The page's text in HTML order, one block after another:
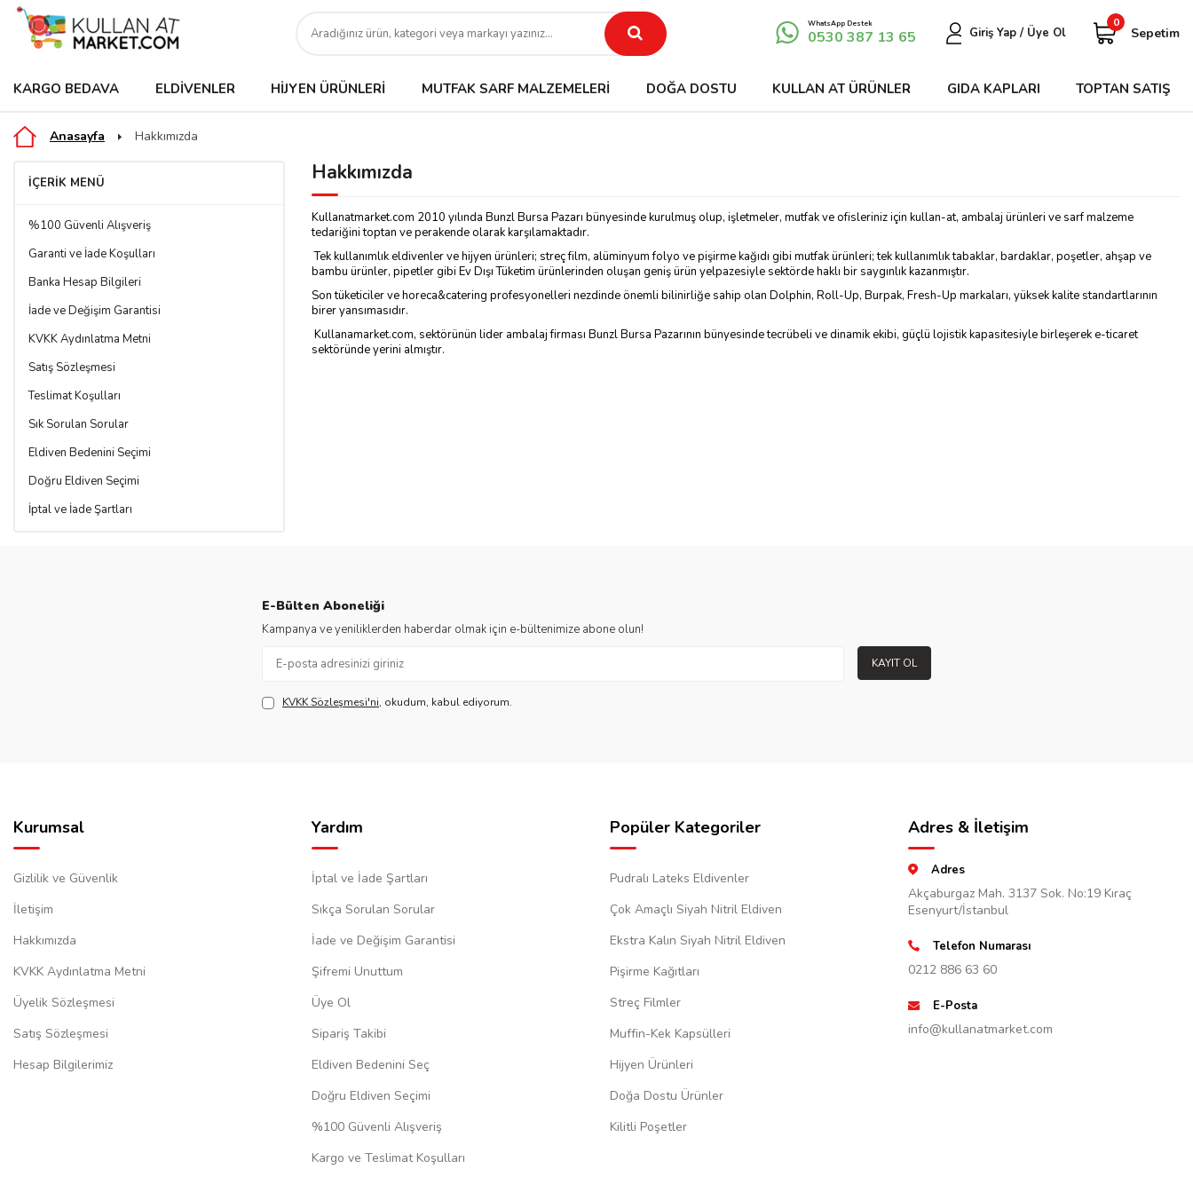
WhatsApp Destek
0530 387 13 65 Giriş Yap / Üye Ol
0
Sepetim
KARGO BEDAVA ELDIVENLER HIJYEN ÜRÜNLERI MUTFAK SARF MALZEMELERI DOĞA DOSTU KULLAN AT ÜRÜNLER GIDA KAPLARI TOPTAN SATIŞ
Anasayfa Hakkımızda
İÇERIK MENÜ
%100 Güvenli Alışveriş
Garanti ve İade Koşulları
Banka Hesap Bilgileri
İade ve Değişim Garantisi
KVKK Aydınlatma Metni
Satış Sözleşmesi
Teslimat Koşulları
Sık Sorulan Sorular
Eldiven Bedenini Seçimi
Doğru Eldiven Seçimi
İptal ve İade Şartları
Hakkımızda
Kullanatmarket.com 2010 yılında Bunzl Bursa Pazarı bünyesinde kurulmuş olup, işletmeler, mutfak ve ofisleriniz için kullan-at, ambalaj ürünleri ve sarf malzeme
tedariğini toptan ve perakende olarak karşılamaktadır.
Tek kullanımlık eldivenler ve hijyen ürünleri; streç film, alüminyum folyo ve pişirme kağıdı gibi mutfak ürünleri; tek kullanımlık tabaklar, bardaklar, poşetler, ahşap ve
bambu ürünler, pipetler gibi Ev Dışı Tüketim ürünlerinden oluşan geniş ürün yelpazesiyle sektörde haklı bir saygınlık kazanmıştır.
Son tüketiciler ve horeca&catering profesyonelleri nezdinde önemli bilinirliğe sahip olan Dolphin, Roll-Up, Burpak, Fresh-Up markaları, yüksek kalite standartlarının
birer yansımasıdır.
Kullanamarket.com, sektörünün lider ambalaj firması Bunzl Bursa Pazarının bünyesinde tecrübeli ve dinamik ekibi, güçlü lojistik kapasitesiyle birleşerek e-ticaret
sektöründe yerini almıştır.
E-Bülten Aboneliği
Kampanya ve yeniliklerden haberdar olmak için e-bültenimize abone olun!
KAYIT OL
KVKK Sözleşmesi'ni, okudum, kabul ediyorum.
Kurumsal
Gizlilik ve Güvenlik
İletişim
Hakkımızda
KVKK Aydınlatma Metni
Üyelik Sözleşmesi
Satış Sözleşmesi
Hesap Bilgilerimiz
Yardım
İptal ve İade Şartları
Sıkça Sorulan Sorular
İade ve Değişim Garantisi
Şifremi Unuttum
Üye Ol
Sipariş Takibi
Eldiven Bedenini Seç
Doğru Eldiven Seçimi
%100 Güvenli Alışveriş
Kargo ve Teslimat Koşulları
Popüler Kategoriler
Pudralı Lateks Eldivenler
Çok Amaçlı Siyah Nitril Eldiven
Ekstra Kalın Siyah Nitril Eldiven
Pişirme Kağıtları
Streç Filmler
Muffin-Kek Kapsülleri
Hijyen Ürünleri
Doğa Dostu Ürünler
Kilitli Poşetler
Adres & İletişim
Adres
Akçaburgaz Mah. 3137 Sok. No:19 Kıraç
Esenyurt/İstanbul
Telefon Numarası
0212 886 63 60
E-Posta
info@kullanatmarket.com